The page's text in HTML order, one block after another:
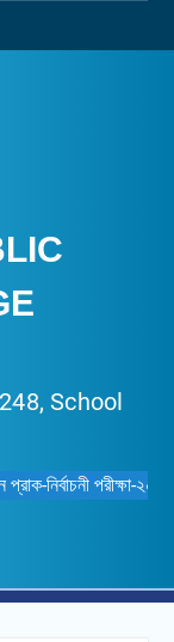
School
প্রাক-নির্বাচনী পরীক্ষা-